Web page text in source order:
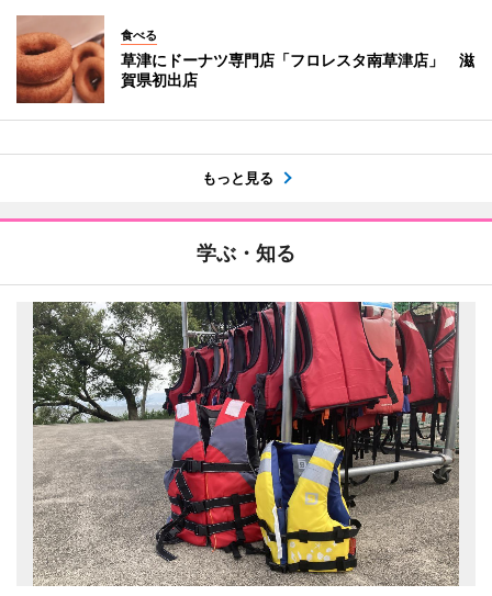
食べる
草津にドーナツ専門店「フロレスタ南草津店」 滋
賀県初出店
もっと見る
学ぶ・知る